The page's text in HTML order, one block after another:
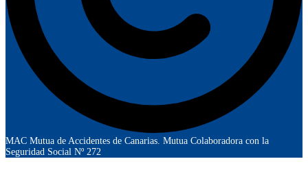
MAC Mutua de Accidentes de Canarias. Mutua Colaboradora con la
Seguridad Social Nº 272